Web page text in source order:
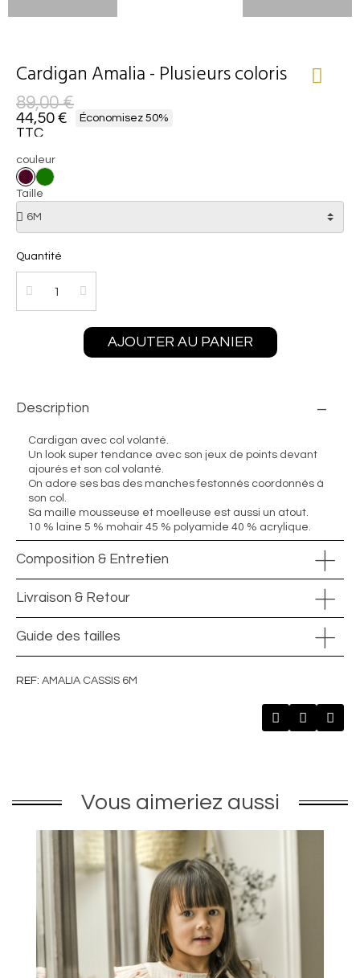
Cardigan Amalia - Plusieurs coloris
89,00 €
44,50 € Économisez 50%
TTC
couleur
Taille
Quantité
AJOUTER AU PANIER
Description
Cardigan avec col volanté.
Un look super tendance avec son jeux de points devant
ajourés et son col volanté.
On adore ses bas des manches festonnés coordonnés à
son col.
Sa maille mousseuse et moelleuse est aussi un atout.
10 % laine 5 % mohair 45 % polyamide 40 % acrylique.
Composition & Entretien
Livraison & Retour
Guide des tailles
REF AMALIA CASSIS 6M
Vous aimeriez aussi